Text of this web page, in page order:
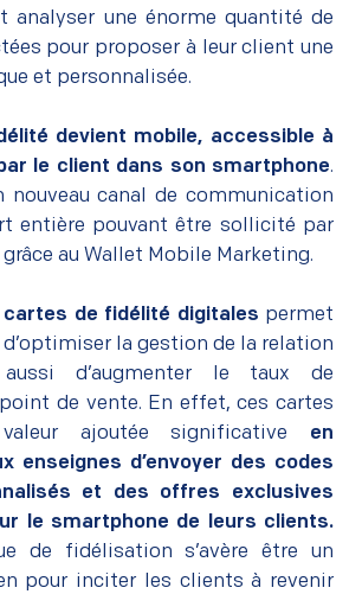
analyser une énorme quantité de
pour proposer à leur client une
et personnalisée.
devient mobile, accessible à
le client dans son smartphone.
nouveau canal de communication
entière pouvant être sollicité par
au Wallet Mobile Marketing.
cartes de fidélité digitales permet
la gestion de la relation
d’augmenter le taux de
de vente. En effet, ces cartes
ajoutée significative en
enseignes d’envoyer des codes
et des offres exclusives
le smartphone de leurs clients.
de fidélisation s’avère être un
pour inciter les clients à revenir